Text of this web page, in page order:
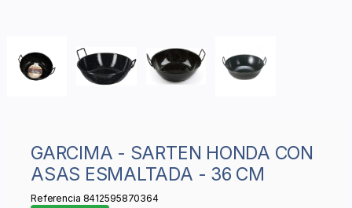
GARCIMA - SARTEN HONDA CON
ASAS ESMALTADA - 36 CM
Referencia 8412595870364